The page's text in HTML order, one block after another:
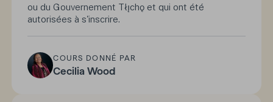
ou du Gouvernement Tłı̨chǫ et qui ont été
autorisées à s'inscrire.
COURS DONNÉ PAR
Cecilia Wood